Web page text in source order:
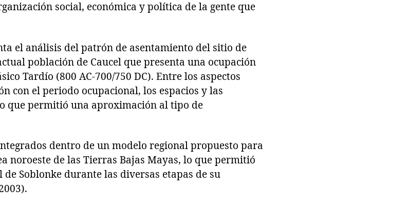
social, económica y política de la gente que
el análisis del patrón de asentamiento del sitio de
población de Caucel que presenta una ocupación
Tardío (800 AC-700/750 DC). Entre los aspectos
con el periodo ocupacional, los espacios y las
que permitió una aproximación al tipo de
dentro de un modelo regional propuesto para
noroeste de las Tierras Bajas Mayas, lo que permitió
Soblonke durante las diversas etapas de su